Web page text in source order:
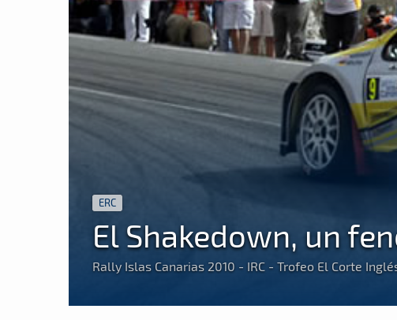
ERC
El Shakedown, un
Rally Islas Canarias 2010 - IRC - Trofeo El Corte